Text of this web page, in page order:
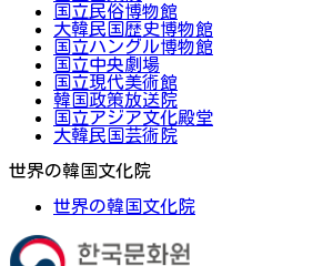
国立民俗博物館
大韓民国歴史博物館
国立ハングル博物館
国立中央劇場
国立現代美術館
韓国政策放送院
国立アジア文化殿堂
大韓民国芸術院
世界の韓国文化院
世界の韓国文化院